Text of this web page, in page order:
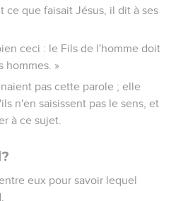
ce que faisait Jésus, il dit à ses
ceci : le Fils de l'homme doit
hommes. »
pas cette parole ; elle
n'en saisissent pas le sens, et
à ce sujet.
eux pour savoir lequel